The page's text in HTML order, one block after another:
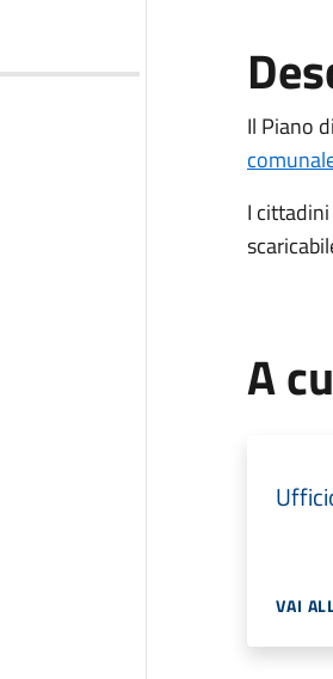
Il Piano
I
A
VAI